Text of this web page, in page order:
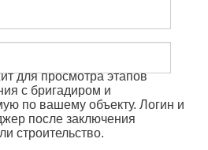
для просмотра этапов
с бригадиром и
по вашему объекту. Логин и
после заключения
строительство.